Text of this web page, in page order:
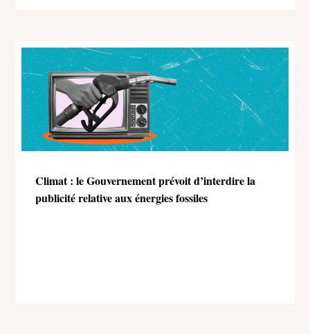
Climat : le Gouvernement prévoit d’interdire la
publicité relative aux énergies fossiles